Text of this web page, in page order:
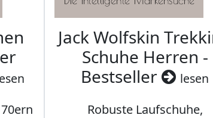
Jack Wolfskin
Schuhe Herren -
Bestseller
lesen
Robuste Laufschuhe,